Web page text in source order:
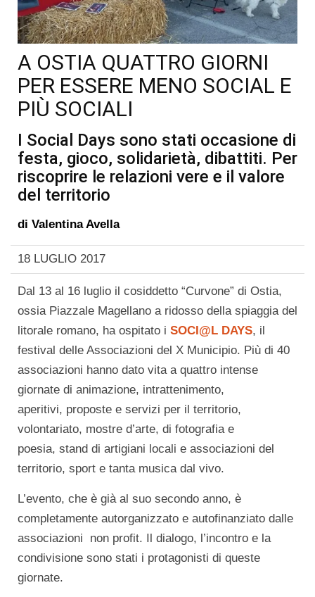
A OSTIA QUATTRO GIORNI
PER ESSERE MENO SOCIAL E
PIÙ SOCIALI
I Social Days sono stati occasione di
festa, gioco, solidarietà, dibattiti. Per
riscoprire le relazioni vere e il valore
del territorio
di Valentina Avella
18 LUGLIO 2017
Dal 13 al 16 luglio il cosiddetto “Curvone” di Ostia,
ossia Piazzale Magellano a ridosso della spiaggia del
litorale romano, ha ospitato i SOCI@L DAYS, il
festival delle Associazioni del X Municipio. Più di 40
associazioni hanno dato vita a quattro intense
giornate di animazione, intrattenimento,
aperitivi, proposte e servizi per il territorio,
volontariato, mostre d’arte, di fotografia e
poesia, stand di artigiani locali e associazioni del
territorio, sport e tanta musica dal vivo.
L’evento, che è già al suo secondo anno, è
completamente autorganizzato e autofinanziato dalle
associazioni non profit. Il dialogo, l’incontro e la
condivisione sono stati i protagonisti di queste
giornate.